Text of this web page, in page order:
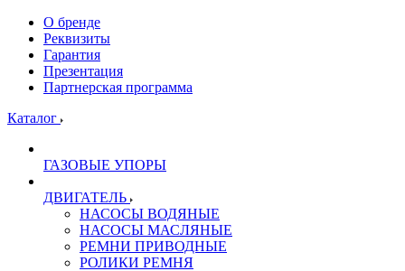
О бренде
Реквизиты
Гарантия
Презентация
Партнерская программа
Каталог
ГАЗОВЫЕ УПОРЫ
ДВИГАТЕЛЬ
НАСОСЫ ВОДЯНЫЕ
НАСОСЫ МАСЛЯНЫЕ
РЕМНИ ПРИВОДНЫЕ
РОЛИКИ РЕМНЯ